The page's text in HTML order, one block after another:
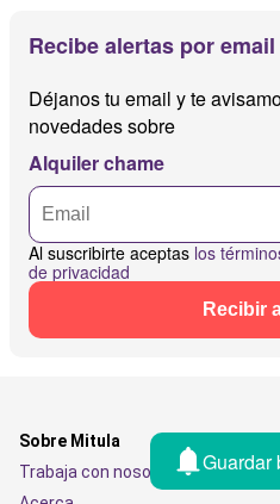
Recibe alertas por email
Déjanos tu email y te
novedades sobre
Alquiler chame
Al suscribirte aceptas los
de privacidad
Recibir
Guardar
Sobre Mitula
Trabaja con nosotros